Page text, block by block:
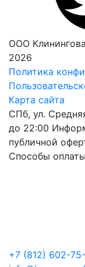
ООО
2026
Политика
Карта сайта
СПб, ул.
до 22:00
публичной
Способы оплаты
+7 (812) 602-